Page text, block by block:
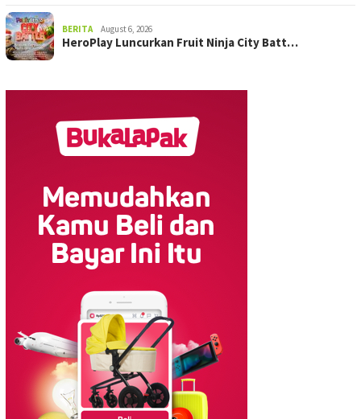
BERITA August 6, 2026
HeroPlay Luncurkan Fruit Ninja City Batt…